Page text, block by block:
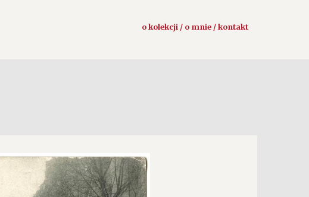
o kolekcji / o mnie / kontakt